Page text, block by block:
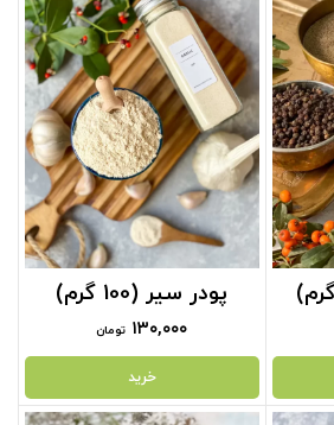
پودر سیر (100 گرم)
۱۳۰,۰۰۰ تومان
خرید